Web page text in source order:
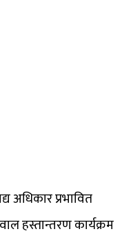
अधिकार प्रभावित
हस्तान्तरण कार्यक्रम